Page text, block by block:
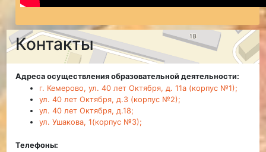
Контакты
Адреса осуществления образовательной деятельности:
г. Кемерово, ул. 40 лет Октября, д. 11а (корпус №1);
ул. 40 лет Октября, д.3 (корпус №2);
ул. 40 лет Октября, д.18;
ул. Ушакова, 1(корпус №3);
Телефоны: